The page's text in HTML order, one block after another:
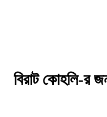
বিরাট কোহলি-র